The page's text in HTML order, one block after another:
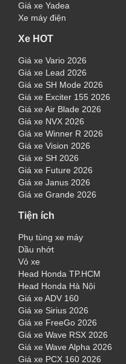
Giá xe Yadea
Xe máy điện
Xe HOT
Giá xe Vario 2026
Giá xe Lead 2026
Giá xe SH Mode 2026
Giá xe Exciter 155 2026
Giá xe Air Blade 2026
Giá xe NVX 2026
Giá xe Winner R 2026
Giá xe Vision 2026
Giá xe SH 2026
Giá xe Future 2026
Giá xe Janus 2026
Giá xe Grande 2026
Tiện ích
Phụ tùng xe máy
Dầu nhớt
Vỏ xe
Head Honda TP.HCM
Head Honda Hà Nội
Giá xe ADV 160
Giá xe Sirius 2026
Giá xe FreeGo 2026
Giá xe Wave RSX 2026
Giá xe Wave Alpha 2026
Giá xe PCX 160 2026